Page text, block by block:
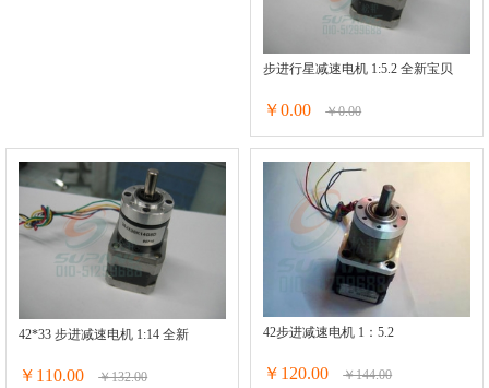
步进行星减速电机 1:5.2 全新宝贝
￥0.00 ￥0.00
42*33 步进减速电机 1:14 全新
￥110.00 ￥132.00
42步进减速电机 1：5.2
￥120.00 ￥144.00